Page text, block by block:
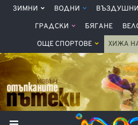
ЗИМНИ ВОДНИ ВЪЗДУШНИ
ГРАДСКИ БЯГАНЕ
ОЩЕ СПОРТОВЕ ХИЖА